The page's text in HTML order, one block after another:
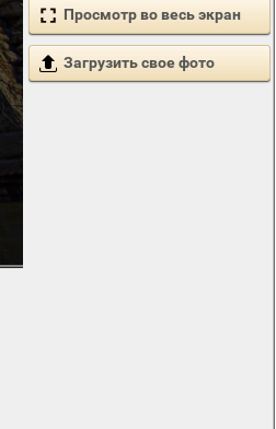
Просмотр во весь экран
Загрузить свое фото